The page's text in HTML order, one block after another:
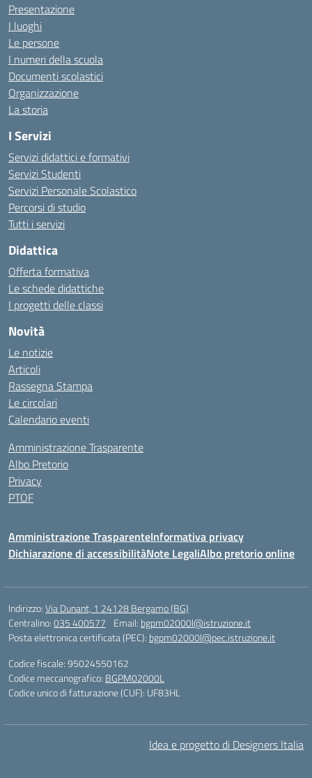
Presentazione
I luoghi
Le persone
I numeri della scuola
Documenti scolastici
Organizzazione
La storia
I Servizi
Servizi didattici e formativi
Servizi Studenti
Servizi Personale Scolastico
Percorsi di studio
Tutti i servizi
Didattica
Offerta formativa
Le schede didattiche
I progetti delle classi
Novità
Le notizie
Articoli
Rassegna Stampa
Le circolari
Calendario eventi
Amministrazione Trasparente
Albo Pretorio
Privacy
PTOF
Amministrazione TrasparenteInformativa privacy
Dichiarazione di accessibilitàNote LegaliAlbo pretorio online
Indirizzo:Via Dunant, 1 24128 Bergamo (BG)
Centralino:035 400577 Email: bgpm02000l@istruzione.it
Posta elettronica certificata (PEC): bgpm02000l@pec.istruzione.it
Codice fiscale: 95024550162
Codice meccanografico: BGPM02000L
Codice unico di fatturazione (CUF): UF83HL
Idea e progetto di Designers Italia